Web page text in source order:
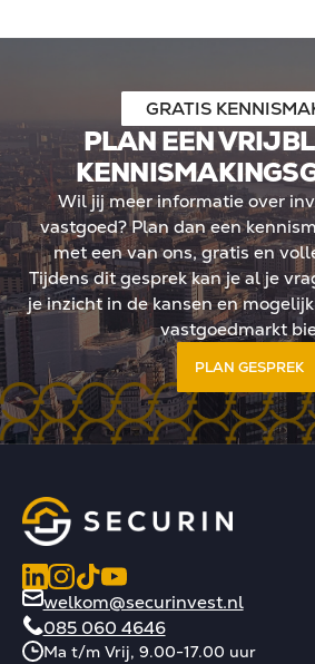
GRATIS
PLAN EEN
Wil jij meer informatie over
vastgoed? Plan dan een
met een van ons, gratis en
Tijdens dit gesprek kan je al je
je inzicht in de kansen en
vastgoedmarkt
PLAN GESPREK
welkom@securinvest.nl
085 060 4646
Ma t/m Vrij, 9.00-17.00 uur